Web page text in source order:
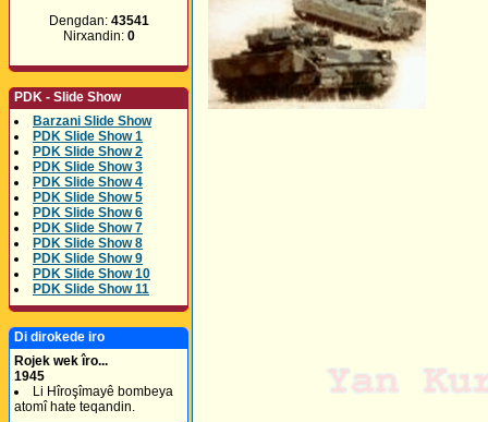
Dengdan: 43541
Nirxandin: 0
PDK - Slide Show
Barzani Slide Show
PDK Slide Show 1
PDK Slide Show 2
PDK Slide Show 3
PDK Slide Show 4
PDK Slide Show 5
PDK Slide Show 6
PDK Slide Show 7
PDK Slide Show 8
PDK Slide Show 9
PDK Slide Show 10
PDK Slide Show 11
Di dirokede iro
Rojek wek îro...
1945
Li Hîroşîmayê bombeya
atomî hate teqandin.